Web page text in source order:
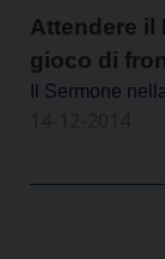
Attendere il
gioco di
Il Sermone